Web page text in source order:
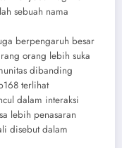
sebuah nama
berpengaruh besar
orang lebih suka
dibanding
terlihat
dalam interaksi
lebih penasaran
disebut dalam